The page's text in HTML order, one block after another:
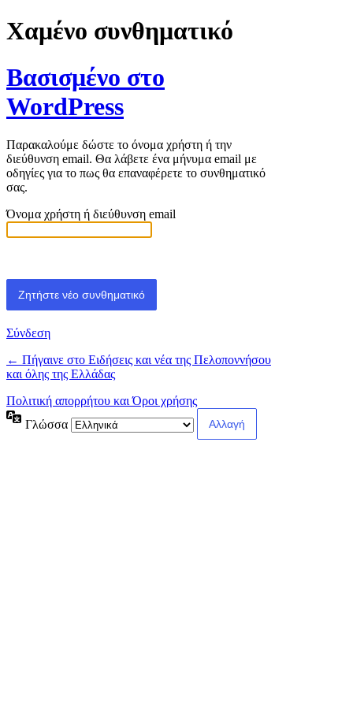
Χαμένο συνθηματικό
Βασισμένο στο
WordPress
Παρακαλούμε δώστε το όνομα χρήστη ή την
διεύθυνση email. Θα λάβετε ένα μήνυμα email με
οδηγίες για το πως θα επαναφέρετε το συνθηματικό
σας.
Όνομα χρήστη ή διεύθυνση email
Σύνδεση
← Πήγαινε στο Ειδήσεις και νέα της Πελοποννήσου
και όλης της Ελλάδας
Πολιτική απορρήτου και Όροι χρήσης
Γλώσσα